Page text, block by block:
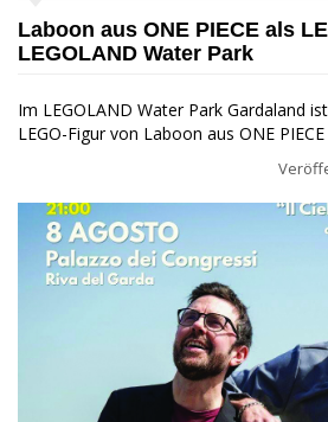
Laboon aus ONE PIECE als
LEGOLAND Water Park
Im LEGOLAND Water Park Gardaland
LEGO-Figur von Laboon aus ONE PIECE